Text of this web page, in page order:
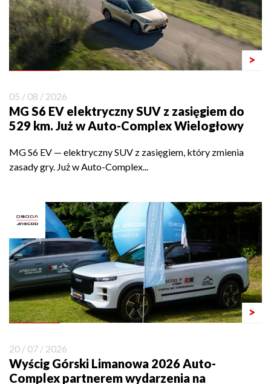
>
05 / 08 / 2026
MG S6 EV elektryczny SUV z zasięgiem do
529 km. Już w Auto-Complex Wielogłowy
MG S6 EV — elektryczny SUV z zasięgiem, który zmienia
zasady gry. Już w Auto-Complex...
>
20 / 07 / 2026
Wyścig Górski Limanowa 2026 Auto-
Complex partnerem wydarzenia na